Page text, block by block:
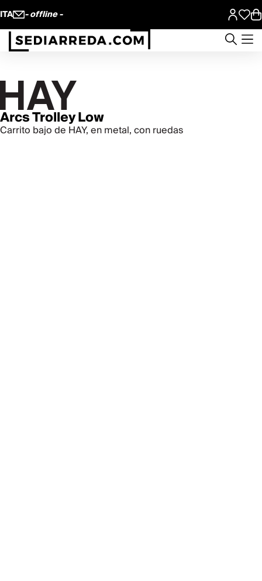
ITA - offline -
Arcs Trolley Low
Carrito bajo de HAY, en metal, con ruedas